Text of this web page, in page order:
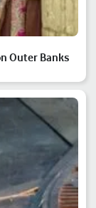
Outer Banks